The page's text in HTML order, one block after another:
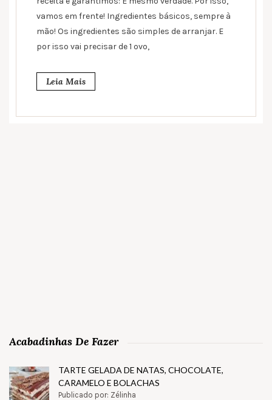
vamos em frente! Ingredientes básicos, sempre à
mão! Os ingredientes são simples de arranjar. E
por isso vai precisar de 1 ovo,
Leia Mais
Acabadinhas De Fazer
TARTE GELADA DE NATAS, CHOCOLATE,
CARAMELO E BOLACHAS
Publicado por: Zélinha